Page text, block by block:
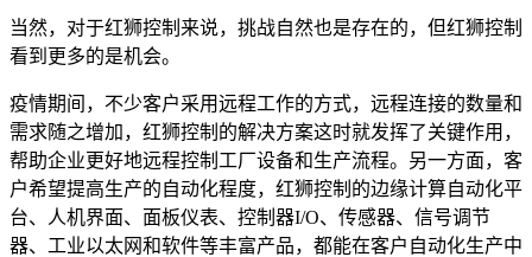
当然，对于红狮控制来说，挑战自然也是存在的，但红狮控制
看到更多的是机会。
疫情期间，不少客户采用远程工作的方式，远程连接的数量和
需求随之增加，红狮控制的解决方案这时就发挥了关键作用，
帮助企业更好地远程控制工厂设备和生产流程。另一方面，客
户希望提高生产的自动化程度，红狮控制的边缘计算自动化平
台、人机界面、面板仪表、控制器I/O、传感器、信号调节
器、工业以太网和软件等丰富产品，都能在客户自动化生产中